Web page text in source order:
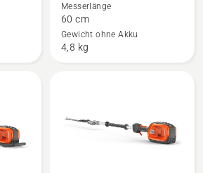
525iHE3
anzeigen
Messerlänge
60 cm
Gewicht ohne Akku
4,8 kg